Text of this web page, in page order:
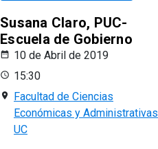
Susana Claro, PUC-
Escuela de Gobierno
10 de Abril de 2019
15:30
Facultad de Ciencias
Económicas y Administrativas
UC